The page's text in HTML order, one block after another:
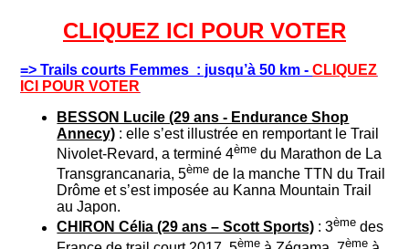
CLIQUEZ ICI POUR VOTER
=> Trails courts Femmes : jusqu’à 50 km -CLIQUEZ
ICI POUR VOTER
BESSON Lucile (29 ans - Endurance Shop
Annecy) : elle s’est illustrée en remportant le Trail
Nivolet-Revard, a terminé 4ème du Marathon de La
Transgrancanaria, 5ème de la manche TTN du Trail
Drôme et s’est imposée au Kanna Mountain Trail
au Japon.
CHIRON Célia (29 ans – Scott Sports) : 3ème des
ème ème